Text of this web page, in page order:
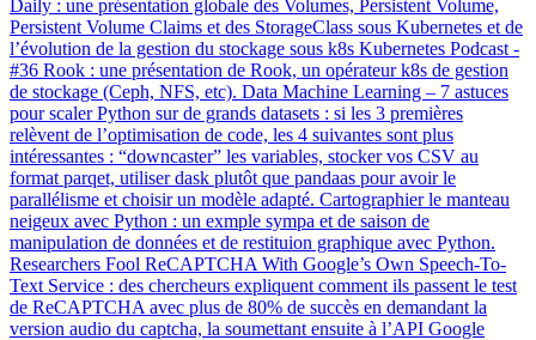
Daily : une présentation globale des Volumes, Persistent Volume,
Persistent Volume Claims et des StorageClass sous Kubernetes et de
l’évolution de la gestion du stockage sous k8s Kubernetes Podcast -
#36 Rook : une présentation de Rook, un opérateur k8s de gestion
de stockage (Ceph, NFS, etc). Data Machine Learning – 7 astuces
pour scaler Python sur de grands datasets : si les 3 premières
relèvent de l’optimisation de code, les 4 suivantes sont plus
intéressantes : “downcaster” les variables, stocker vos CSV au
format parqet, utiliser dask plutôt que pandaas pour avoir le
parallélisme et choisir un modèle adapté. Cartographier le manteau
neigeux avec Python : un exmple sympa et de saison de
manipulation de données et de restituion graphique avec Python.
Researchers Fool ReCAPTCHA With Google’s Own Speech-To-
Text Service : des chercheurs expliquent comment ils passent le test
de ReCAPTCHA avec plus de 80% de succès en demandant la
version audio du captcha, la soumettant ensuite à l’API Google